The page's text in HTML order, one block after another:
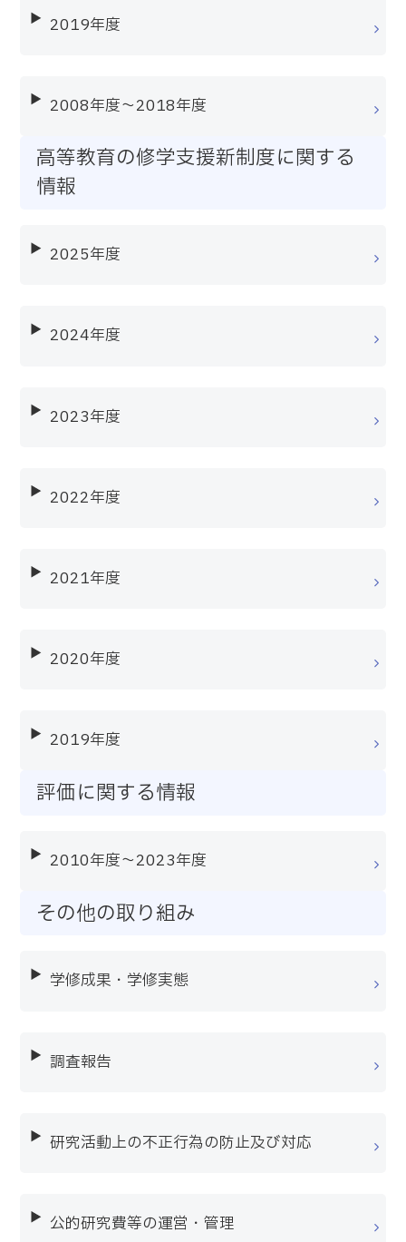
2019年度
2008年度～2018年度
高等教育の修学支援新制度に関する
情報
2025年度
2024年度
2023年度
2022年度
2021年度
2020年度
2019年度
評価に関する情報
2010年度～2023年度
その他の取り組み
学修成果・学修実態
調査報告
研究活動上の不正行為の防止及び対応
公的研究費等の運営・管理